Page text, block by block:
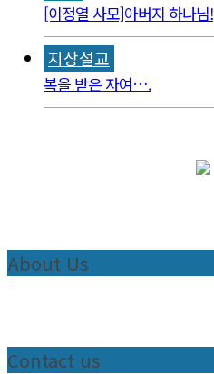
[이정열 사모]아버지 하나님!
지상설교
복을 받은 자여….
About Us
Contact us